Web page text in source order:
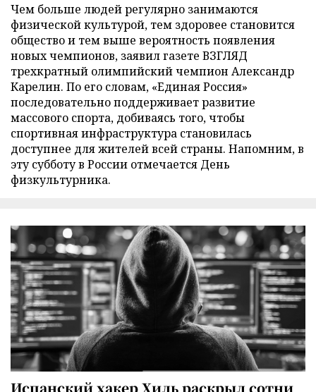
Чем больше людей регулярно занимаются
физической культурой, тем здоровее становится
общество и тем выше вероятность появления
новых чемпионов, заявил газете ВЗГЛЯД
трехкратный олимпийский чемпион Александр
Карелин. По его словам, «Единая Россия»
последовательно поддерживает развитие
массового спорта, добиваясь того, чтобы
спортивная инфраструктура становилась
доступнее для жителей всей страны. Напомним, в
эту субботу в России отмечается День
физкультурника.
Испанский хакер Хиль раскрыл сотни